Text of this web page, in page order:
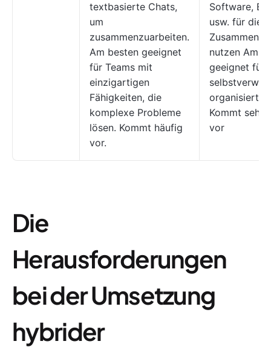
textbasierte Chats,
um
zusammenzuarbeiten.
Am besten geeignet
für Teams mit
einzigartigen
Fähigkeiten, die
komplexe Probleme
lösen. Kommt häufig
vor.
Software, E-
usw. für die
nutzen Am
geeignet für
organisierte
Kommt sehr
vor
Die
Herausforderungen
bei der Umsetzung
hybrider